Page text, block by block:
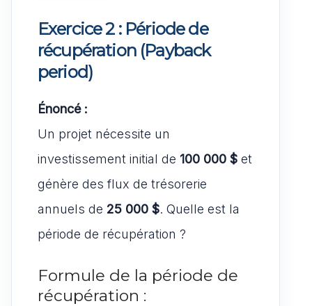
Exercice 2 : Période de
récupération (Payback
period)
Énoncé :
Un projet nécessite un
investissement initial de 100 000 $ et
génère des flux de trésorerie
annuels de 25 000 $. Quelle est la
période de récupération ?
Formule de la période de
récupération :